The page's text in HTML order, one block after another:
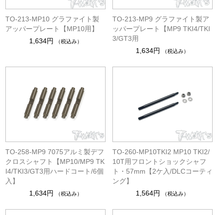
TO-213-MP10 グラファイト製
アッパープレート【MP10用】
1,634円
（税込み）
TO-213-MP9 グラファイト製ア
ッパープレート【MP9 TKI4/TKI
3/GT3用
1,634円
（税込み）
TO-258-MP9 7075アルミ製デフ
クロスシャフト【MP10/MP9 TK
I4/TKI3/GT3用ハードコート/6個
入】
1,634円
（税込み）
TO-260-MP10TKI2 MP10 TKI2/
10T用フロントショックシャフ
ト・57mm【2ケ入/DLCコーティ
ング】
1,564円
（税込み）